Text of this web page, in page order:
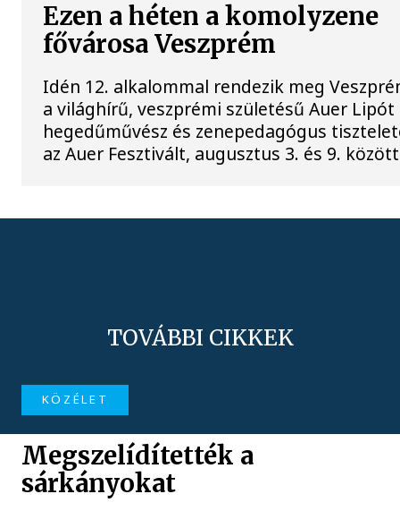
Ezen a héten a komolyzene
fővárosa Veszprém
Idén 12. alkalommal rendezik meg
a világhírű, veszprémi születésű Auer Lipót
hegedűművész és zenepedagógus
az Auer Fesztivált, augusztus 3. és 9.
TOVÁBBI CIKKEK
KÖZÉLET
Megszelídítették a
sárkányokat